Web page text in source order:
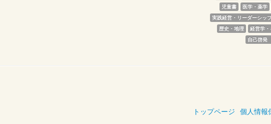
児童書
医学・薬学
実践経営・リーダーシッ
歴史・地理
経営学
自己啓発
トップページ 個人情報